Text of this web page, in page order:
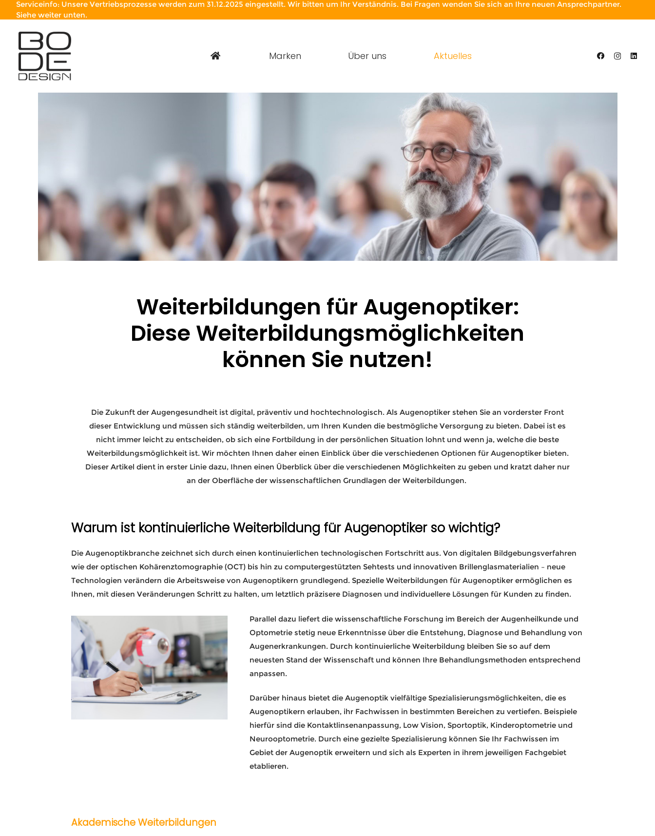
Serviceinfo: Unsere Vertriebsprozesse werden zum 31.12.2025 eingestellt. Wir bitten um Ihr Verständnis. Bei Fragen wenden Sie sich an Ihre neuen Ansprechpartner.
Siehe weiter unten.
Marken Über uns Aktuelles
Weiterbildungen für Augenoptiker:
Diese Weiterbildungsmöglichkeiten
können Sie nutzen!
Die Zukunft der Augengesundheit ist digital, präventiv und hochtechnologisch. Als Augenoptiker stehen Sie an vorderster Front
dieser Entwicklung und müssen sich ständig weiterbilden, um Ihren Kunden die bestmögliche Versorgung zu bieten. Dabei ist es
nicht immer leicht zu entscheiden, ob sich eine Fortbildung in der persönlichen Situation lohnt und wenn ja, welche die beste
Weiterbildungsmöglichkeit ist. Wir möchten Ihnen daher einen Einblick über die verschiedenen Optionen für Augenoptiker bieten.
Dieser Artikel dient in erster Linie dazu, Ihnen einen Überblick über die verschiedenen Möglichkeiten zu geben und kratzt daher nur
an der Oberfläche der wissenschaftlichen Grundlagen der Weiterbildungen.
Warum ist kontinuierliche Weiterbildung für Augenoptiker so wichtig?
Die Augenoptikbranche zeichnet sich durch einen kontinuierlichen technologischen Fortschritt aus. Von digitalen Bildgebungsverfahren
wie der optischen Kohärenztomographie (OCT) bis hin zu computergestützten Sehtests und innovativen Brillenglasmaterialien – neue
Technologien verändern die Arbeitsweise von Augenoptikern grundlegend. Spezielle Weiterbildungen für Augenoptiker ermöglichen es
Ihnen, mit diesen Veränderungen Schritt zu halten, um letztlich präzisere Diagnosen und individuellere Lösungen für Kunden zu finden.
Parallel dazu liefert die wissenschaftliche Forschung im Bereich der Augenheilkunde und
Optometrie stetig neue Erkenntnisse über die Entstehung, Diagnose und Behandlung von
Augenerkrankungen. Durch kontinuierliche Weiterbildung bleiben Sie so auf dem
neuesten Stand der Wissenschaft und können Ihre Behandlungsmethoden entsprechend
anpassen.
Darüber hinaus bietet die Augenoptik vielfältige Spezialisierungsmöglichkeiten, die es
Augenoptikern erlauben, ihr Fachwissen in bestimmten Bereichen zu vertiefen. Beispiele
hierfür sind die Kontaktlinsenanpassung, Low Vision, Sportoptik, Kinderoptometrie und
Neurooptometrie. Durch eine gezielte Spezialisierung können Sie Ihr Fachwissen im
Gebiet der Augenoptik erweitern und sich als Experten in ihrem jeweiligen Fachgebiet
etablieren.
Akademische Weiterbildungen